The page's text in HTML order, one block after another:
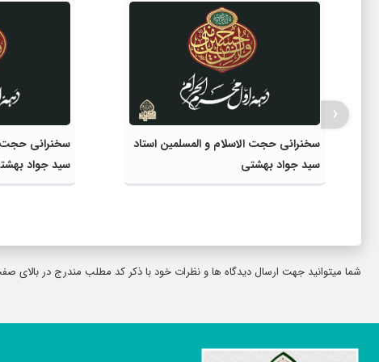
سخنرانی حجت الاسلام و المسلمین استاد
سید جواد بهشتی
سخنرانی حجت
سید جواد
‹
شما میتوانید جهت ارسال دیدگاه ها و نظرات خود با ذکر کد مطلب مندرج در بالای